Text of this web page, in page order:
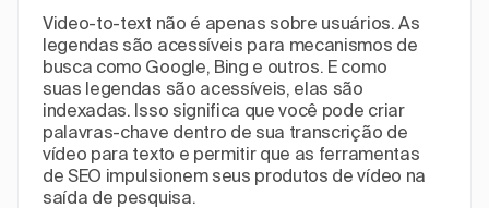
Video-to-text não é apenas sobre usuários. As
legendas são acessíveis para mecanismos de
busca como Google, Bing e outros. E como
suas legendas são acessíveis, elas são
indexadas. Isso significa que você pode criar
palavras-chave dentro de sua transcrição de
vídeo para texto e permitir que as ferramentas
de SEO impulsionem seus produtos de vídeo na
saída de pesquisa.